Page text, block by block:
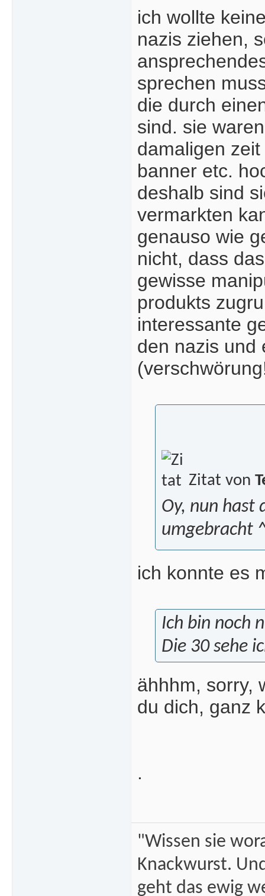
ich wollte
nazis ziehen,
sprechen
die durch
sind. sie
damaligen
banner etc.
deshalb sind
vermarkten
genauso wie
nicht, dass
gewisse
produkts
interessante
den nazis und
Zitat von
Oy, nun hast
umgebracht
ich konnte es
Ich bin noch
Die 30 sehe
ähhhm, sorry,
du dich, ganz
.
"Wissen sie
Knackwurst.
geht das ewig